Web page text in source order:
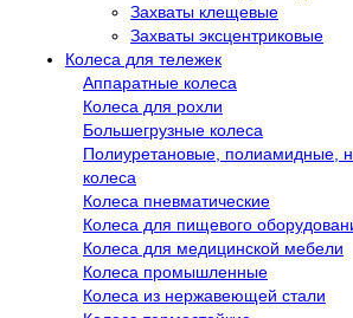
Захваты клещевые
Захваты эксцентриковые
Колеса для тележек
Аппаратные колеса
Колеса для рохли
Большегрузные колеса
Полиуретановые, полиамидные,
колеса
Колеса пневматические
Колеса для пищевого
Колеса для медицинской мебели
Колеса промышленные
Колеса из нержавеющей стали